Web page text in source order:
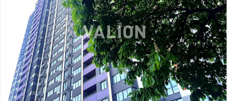
паркінг. На території ЖК вже працюють кав'ярні, магазини,
салони краси, зоомагазини та інший бізнес. Добре розвинена
інфраструктура району. В пішій доступності школи, садочки,
супермаркети NOVUS, АТБ. Відмінна транспортна розв'язка, до
найближчих станцій метро Вокзальна або Шулявська 10-15
хвилин на громадському транспорті, до зупинки громадського
транспорту 150 м. Будинок введений в експлуатацію. Право
власності. Розглядається продаж тільки за готівку. Ціна - 70 000
у.о., 0661825672 Катерина, Valion.ua/1151942